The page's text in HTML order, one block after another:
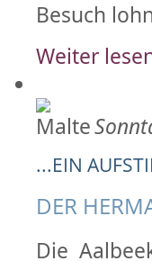
Besuch
Weiter
...EIN
DER
Die